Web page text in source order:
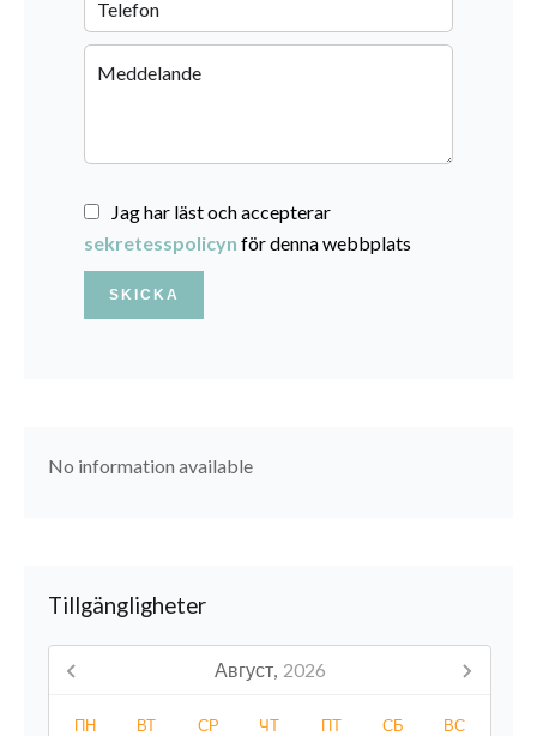
Jag har läst och accepterar
sekretesspolicyn för denna webbplats
SKICKA
No information available
Tillgängligheter
Август, 2026
ПН ВТ СР ЧТ ПТ СБ ВС